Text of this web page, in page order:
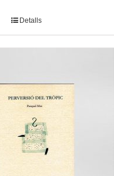
Detalls